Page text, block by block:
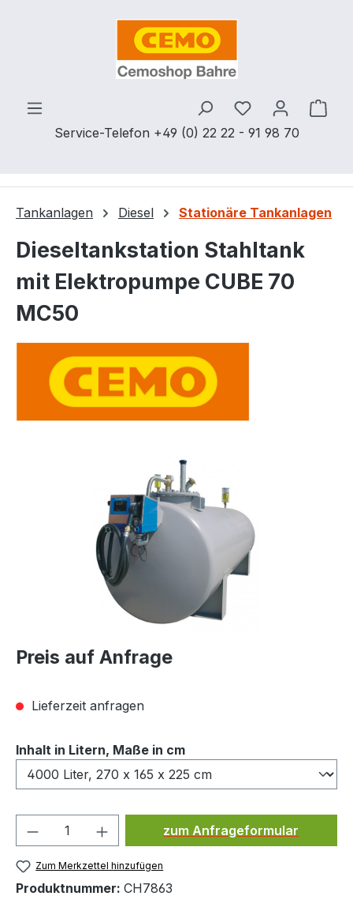
Zum Hauptinhalt springen
Service-Telefon +49 (0) 22 22 - 91 98 70
Du hast 0
Tankanlagen Diesel Stationäre Tankanlagen
Dieseltankstation Stahltank
mit Elektropumpe CUBE 70
MC50
Preis auf Anfrage
Lieferzeit anfragen
Inhalt in Litern, Maße in cmauswählen
Produkt Anzahl: Gib den
zum Anfrageformular
Zum Merkzettel hinzufügen
Produktnummer: CH7863